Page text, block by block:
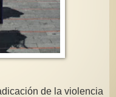
de la violencia